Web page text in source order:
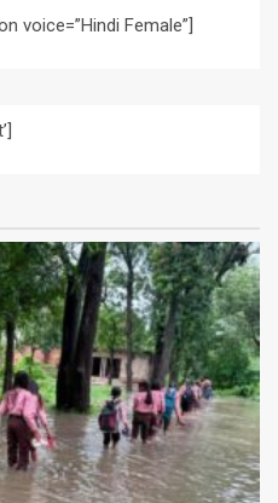
voice=”Hindi Female”]